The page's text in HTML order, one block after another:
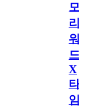
모
리
워
드
X
타
임